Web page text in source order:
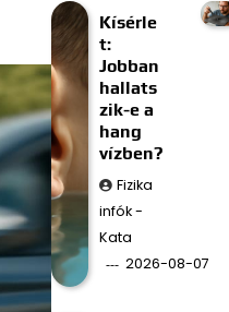
Kísérle
t:
Jobban
hallats
zik-e a
hang
vízben?
Fizika
infók -
Kata
2026-08-07